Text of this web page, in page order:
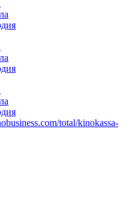
total/kinokassa-